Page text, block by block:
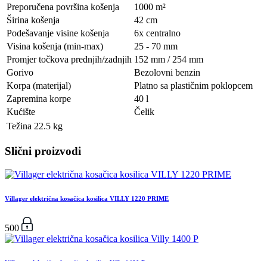
Preporučena površina košenja
1000 m²
Širina košenja
42 cm
Podešavanje visine košenja
6x centralno
Visina košenja (min-max)
25 - 70 mm
Promjer točkova prednjih/zadnjih 152 mm / 254 mm
Gorivo
Bezolovni benzin
Korpa (materijal)
Platno sa plastičnim poklopcem
Zapremina korpe
40 l
Kućište
Čelik
Težina 22.5 kg
Slični proizvodi
Villager električna kosačica kosilica VILLY 1220 PRIME
500